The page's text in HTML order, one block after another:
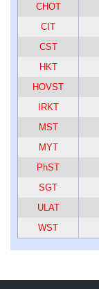
CHOT
CIT
CST
HKT
HOVST
IRKT
MST
MYT
PhST
SGT
ULAT
WST